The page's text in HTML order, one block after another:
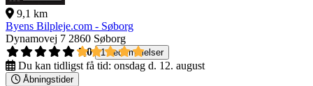
9,1 km
Byens Bilpleje.com - Søborg
Dynamovej 7 2860 Søborg
5,0
1 bedømmelser
Du kan tidligst få tid: onsdag d. 12. august
Åbningstider